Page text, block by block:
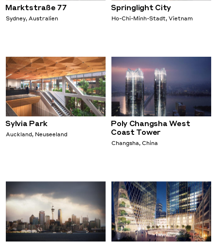
Marktstraße 77
Sydney, Australien
Springlight City
Ho-Chi-Minh-Stadt, Vietnam
Sylvia Park
Auckland, Neuseeland
Poly Changsha West
Coast Tower
Changsha, China